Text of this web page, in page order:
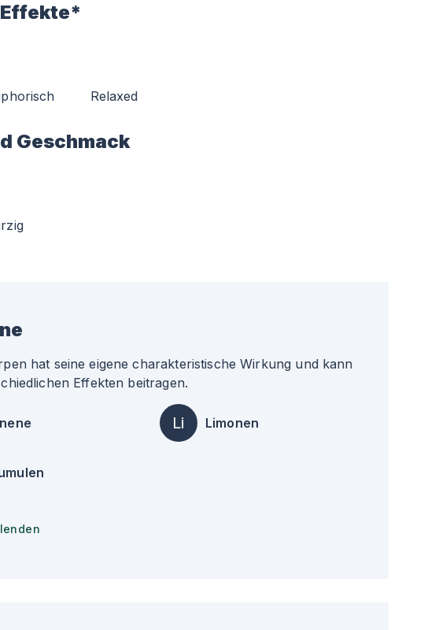
Relaxed
Geschmack
hat seine eigene charakteristische Wirkung und kann
Effekten beitragen.
Li Limonen